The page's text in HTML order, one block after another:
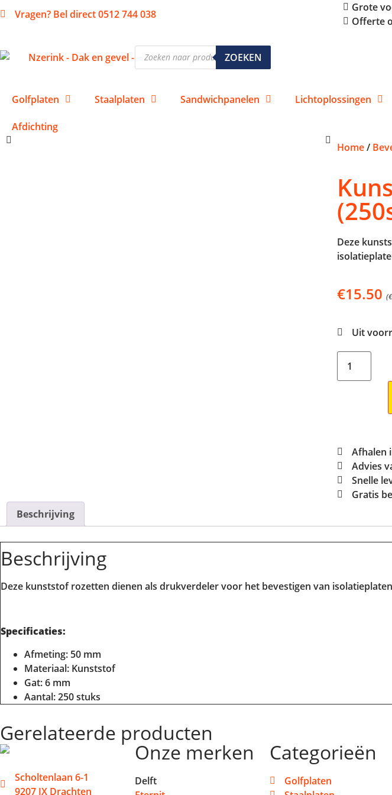
Vragen? Bel direct 0512 744 038
Grote
Offerte
ZOEKEN
Golfplaten Staalplaten Sandwichpanelen Lichtoplossingen
Afdichting
Home/
Deze
€15.50 (€
Uit
Afhalen
Advies
Snelle
Gratis
Beschrijving
Beschrijving
Deze kunststof rozetten dienen als drukverdeler voor het bevestigen van
Specificaties:
Afmeting: 50 mm
Materiaal: Kunststof
Gat: 6 mm
Aantal: 250 stuks
Gerelateerde producten
Scholtenlaan 6-1
9207 JX Drachten
Onze merken
Delft
Categorieën
Golfplaten